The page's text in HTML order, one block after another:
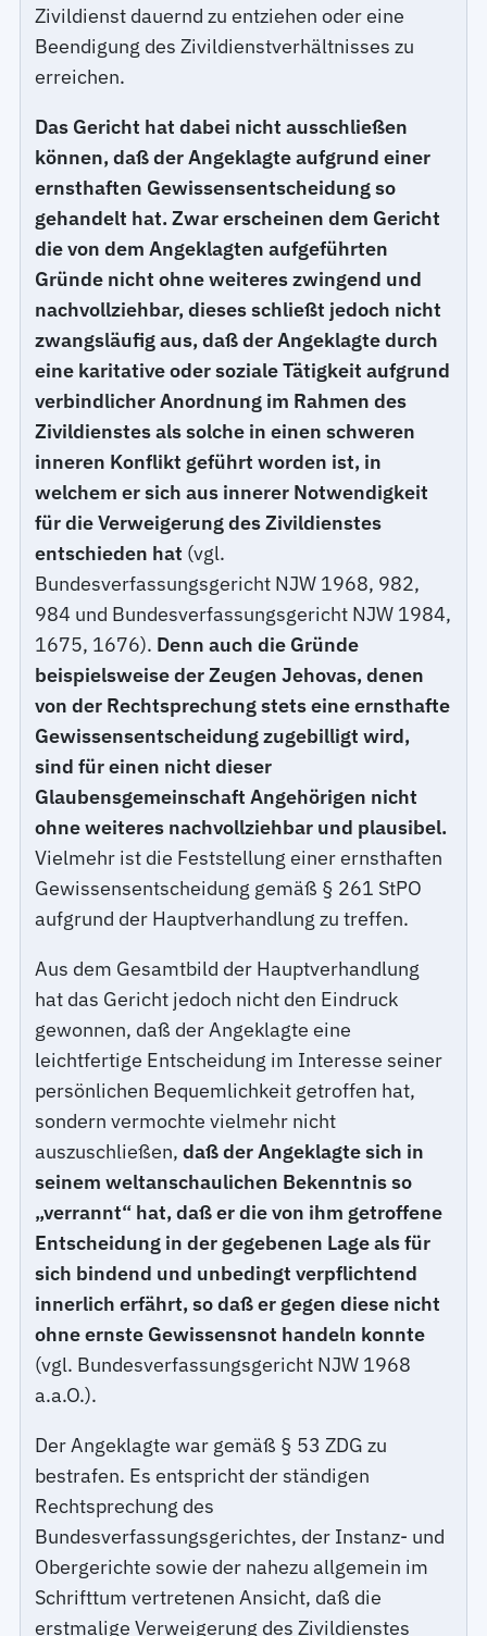
Zivildienst dauernd zu entziehen oder eine
Beendigung des Zivildienstverhältnisses zu
erreichen.
Das Gericht hat dabei nicht ausschließen
können, daß der Angeklagte aufgrund einer
ernsthaften Gewissensentscheidung so
gehandelt hat. Zwar erscheinen dem Gericht
die von dem Angeklagten aufgeführten
Gründe nicht ohne weiteres zwingend und
nachvollziehbar, dieses schließt jedoch nicht
zwangsläufig aus, daß der Angeklagte durch
eine karitative oder soziale Tätigkeit aufgrund
verbindlicher Anordnung im Rahmen des
Zivildienstes als solche in einen schweren
inneren Konflikt geführt worden ist, in
welchem er sich aus innerer Notwendigkeit
für die Verweigerung des Zivildienstes
entschieden hat (vgl.
Bundesverfassungsgericht NJW 1968, 982,
984 und Bundesverfassungsgericht NJW 1984,
1675, 1676). Denn auch die Gründe
beispielsweise der Zeugen Jehovas, denen
von der Rechtsprechung stets eine ernsthafte
Gewissensentscheidung zugebilligt wird,
sind für einen nicht dieser
Glaubensgemeinschaft Angehörigen nicht
ohne weiteres nachvollziehbar und plausibel.
Vielmehr ist die Feststellung einer ernsthaften
Gewissensentscheidung gemäß § 261 StPO
aufgrund der Hauptverhandlung zu treffen.
Aus dem Gesamtbild der Hauptverhandlung
hat das Gericht jedoch nicht den Eindruck
gewonnen, daß der Angeklagte eine
leichtfertige Entscheidung im Interesse seiner
persönlichen Bequemlichkeit getroffen hat,
sondern vermochte vielmehr nicht
auszuschließen,daß der Angeklagte sich in
seinem weltanschaulichen Bekenntnis so
„verrannt“ hat, daß er die von ihm getroffene
Entscheidung in der gegebenen Lage als für
sich bindend und unbedingt verpflichtend
innerlich erfährt, so daß er gegen diese nicht
ohne ernste Gewissensnot handeln konnte
(vgl. Bundesverfassungsgericht NJW 1968
a.a.O.).
Der Angeklagte war gemäß § 53 ZDG zu
bestrafen. Es entspricht der ständigen
Rechtsprechung des
Bundesverfassungsgerichtes, der Instanz- und
Obergerichte sowie der nahezu allgemein im
Schrifttum vertretenen Ansicht, daß die
erstmalige Verweigerung des Zivildienstes